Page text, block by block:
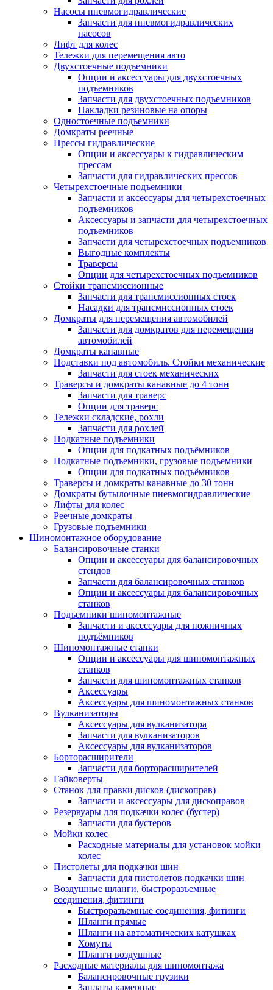
Насосы пневмогидравлические
Запчасти для пневмогидравлических
насосов
Лифт для колес
Тележки для перемещения авто
Двухстоечные подъемники
Опции и аксессуары для двухстоечных
подъемников
Запчасти для двухстоечных подъемников
Накладки резиновые на опоры
Одностоечные подъемники
Домкраты реечные
Прессы гидравлические
Опции и аксессуары к гидравлическим
прессам
Запчасти для гидравлических прессов
Четырехстоечные подъемники
Запчасти и аксессуары для четырехстоечных
подъемников
Аксессуары и запчасти для четырехстоечных
подъемников
Запчасти для четырехстоечных подъемников
Выгодные комплекты
Траверсы
Опции для четырехстоечных подъемников
Стойки трансмиссионные
Запчасти для трансмиссионных стоек
Насадки для трансмиссионных стоек
Домкраты для перемещения автомобилей
Запчасти для домкратов для перемещения
автомобилей
Домкраты канавные
Подставки под автомобиль. Стойки механические
Запчасти для стоек механических
Траверсы и домкраты канавные до 4 тонн
Запчасти для траверс
Опции для траверс
Тележки складские, рохли
Запчасти для рохлей
Подкатные подъемники
Опции для подкатных подъёмников
Подкатные подъемники, грузовые подъемники
Опции для подкатных подъёмников
Траверсы и домкраты канавные до 30 тонн
Домкраты бутылочные пневмогидравлические
Лифты для колес
Реечные домкраты
Грузовые подъемники
Шиномонтажное оборудование
Балансировочные станки
Опции и аксессуары для балансировочных
стендов
Запчасти для балансировочных станков
Опции и аксессуары для балансировочных
станков
Подъемники шиномонтажные
Запчасти и аксессуары для ножничных
подъёмников
Шиномонтажные станки
Опции и аксессуары для шиномонтажных
станков
Запчасти для шиномонтажных станков
Аксессуары
Аксессуары для шиномонтажных станков
Вулканизаторы
Аксессуары для вулканизатора
Запчасти для вулканизаторов
Аксессуары для вулканизаторов
Борторасширители
Запчасти для борторасширителей
Гайковерты
Станок для правки дисков (дископрав)
Запчасти и аксессуары для дископравов
Резервуары для подкачки колес (бустер)
Запчасти для бустеров
Мойки колес
Расходные материалы для установок мойки
колес
Пистолеты для подкачки шин
Запчасти для пистолетов подкачки шин
Воздушные шланги, быстроразъемные
соединения, фитинги
Быстроразъемные соединения, фитинги
Шланги прямые
Шланги на автоматических катушках
Хомуты
Шланги воздушные
Расходные материалы для шиномонтажа
Балансировочные грузики
Заплаты камерные